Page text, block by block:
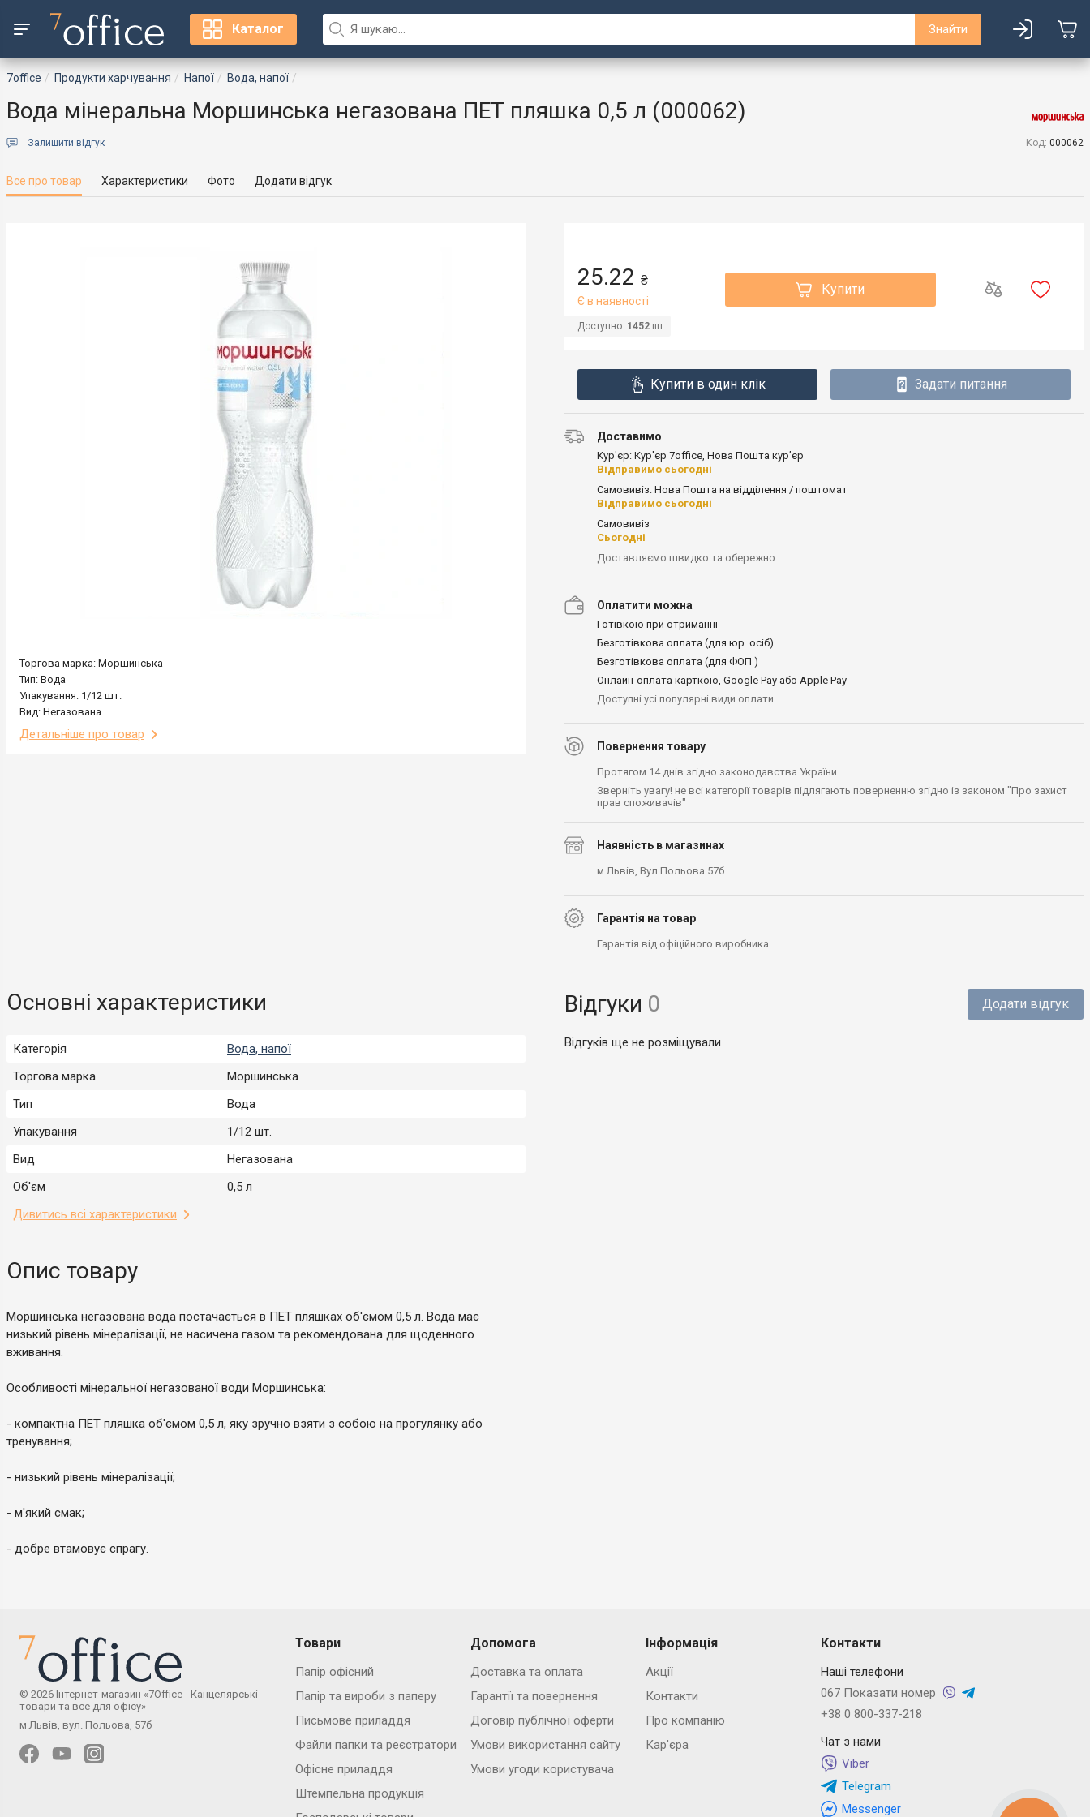
Каталог Знайти
7office Продукти харчування Напої Вода, напої
Вода мінеральна Моршинська негазована ПЕТ пляшка 0,5 л (000062)
Залишити відгук Код: 000062
Все про товар Характеристики Фото Додати відгук
Торгова марка: Моршинська
Тип: Вода
Упакування: 1/12 шт.
Вид: Негазована
Детальніше про товар
25.22 ₴
Є в наявності
Доступно: 1452 шт.
Купити
Купити в один клік Задати питання
Доставимо
Кур'єр: Кур'єр 7office, Нова Пошта кур’єр
Відправимо сьогодні
Самовивіз: Нова Пошта на відділення / поштомат
Відправимо сьогодні
Самовивіз
Сьогодні
Доставляємо швидко та обережно
Оплатити можна
Готівкою при отриманні
Безготівкова оплата (для юр. осіб)
Безготівкова оплата (для ФОП )
Онлайн-оплата карткою, Google Pay або Apple Pay
Доступні усі популярні види оплати
Повернення товару
Протягом 14 днів згідно законодавства України
Зверніть увагу! не всі категорії товарів підлягають поверненню згідно із законом "Про захист
прав споживачів"
Наявність в магазинах
м.Львів, Вул.Польова 57б
Гарантія на товар
Гарантія від офіційного виробника
Основні характеристики
Категорія
Вода, напої
Торгова марка
Моршинська
Тип
Вода
Упакування
1/12 шт.
Вид
Негазована
Об'єм
0,5 л
Дивитись всі характеристики
Опис товару
Моршинська негазована вода постачається в ПЕТ пляшках об'ємом 0,5 л. Вода має
низький рівень мінералізації, не насичена газом та рекомендована для щоденного
вживання.
Особливості мінеральної негазованої води Моршинська:
- компактна ПЕТ пляшка об'ємом 0,5 л, яку зручно взяти з собою на прогулянку або
тренування;
- низький рівень мінералізації;
- м'який смак;
- добре втамовує спрагу.
Відгуки 0 Додати відгук
Відгуків ще не розміщували
Товари
Папір офісний
Папір та вироби з паперу
Письмове приладдя
Файли папки та реєстратори
Офісне приладдя
Штемпельна продукція
Допомога
Доставка та оплата
Гарантії та повернення
Договір публічної оферти
Умови використання сайту
Умови угоди користувача
Інформація
Акції
Контакти
Про компанію
Кар'єра
Контакти
Наші телефони
067 Показати номер
+38 0 800-337-218
Чат з нами
Viber
Telegram
Messenger
© 2026 Інтернет-магазин «7Office - Канцелярські
товари та все для офісу»
м.Львів, вул. Польова, 57б